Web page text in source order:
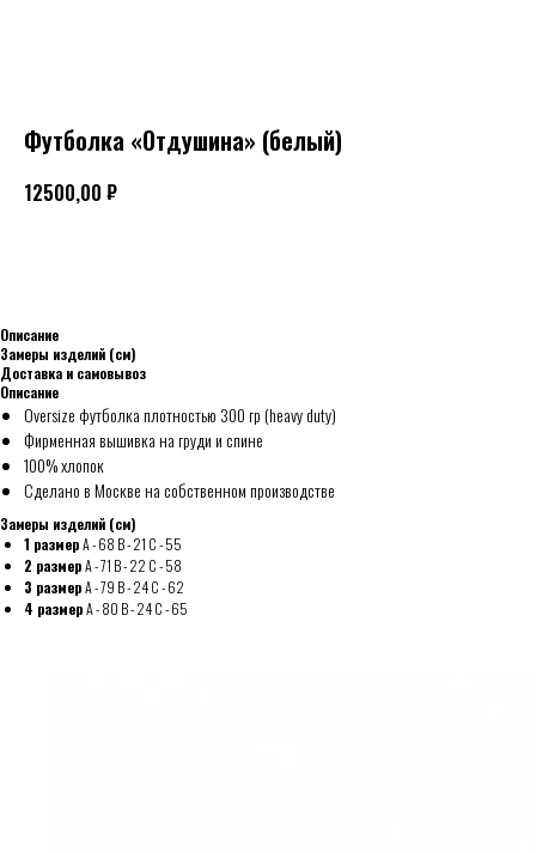
Футболка «Отдушина» (белый)
12500,00 ₽
Описание
Замеры изделий (см)
Доставка и самовывоз
Описание
Oversize футболка плотностью 300 гр (heavy duty)
Фирменная вышивка на груди и спине
100% хлопок
Сделано в Москве на собственном производстве
Замеры изделий (см)
1 размерA - 68 В - 21 С - 55
2 размерA - 71 В - 22 С - 58
3 размерA - 79 В - 24 С - 62
4 размерA - 80 В - 24 С - 65